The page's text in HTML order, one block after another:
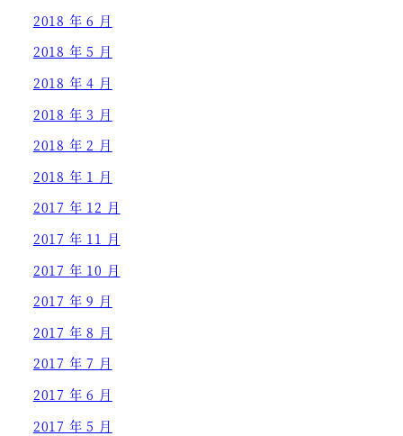
2018 年 6 月
2018 年 5 月
2018 年 4 月
2018 年 3 月
2018 年 2 月
2018 年 1 月
2017 年 12 月
2017 年 11 月
2017 年 10 月
2017 年 9 月
2017 年 8 月
2017 年 7 月
2017 年 6 月
2017 年 5 月